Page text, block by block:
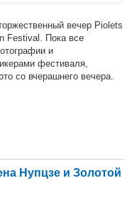
вечер Piolets
Festival. Пока все
и
фестиваля,
со вчерашнего вечера.
Нупцзе и Золотой